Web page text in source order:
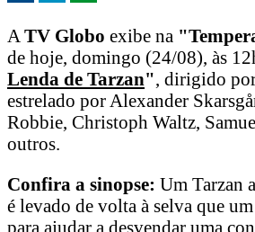
A TV Globo exibe na
de hoje, domingo (24/08), às
Lenda de Tarzan", dirigido
estrelado por Alexander
Robbie, Christoph Waltz,
outros.
Confira a sinopse: Um Tarzan
é levado de volta à selva que
para ajudar a desvendar uma